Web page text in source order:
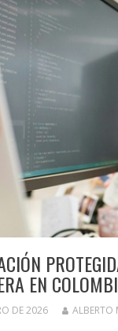
EN
DE 2026 ALBERTO